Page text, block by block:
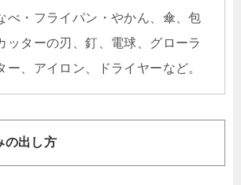
べ・フライパン・やかん、傘、包
ッターの刃、釘、電球、グローラ
ー、アイロン、ドライヤーなど。
の出し方